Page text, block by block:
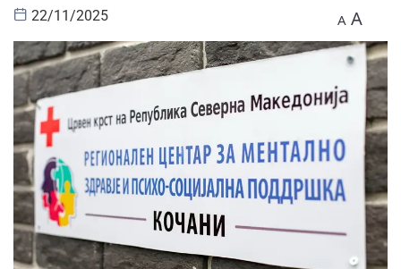
22/11/2025 A A